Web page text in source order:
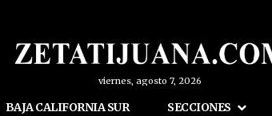
viernes, agosto 7, 2026
BAJA CALIFORNIA SUR SECCIONES